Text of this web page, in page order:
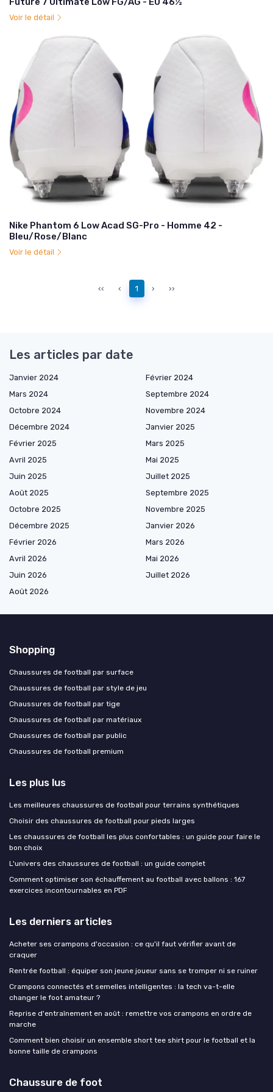
Voir le détail
Nike Phantom 6 Low Acad SG-Pro - Homme 42 -
Bleu/Rose/Blanc
Voir le détail
‹‹ ‹ 1 › ››
Les articles par date
Janvier 2024
Février 2024
Mars 2024
Septembre 2024
Octobre 2024
Novembre 2024
Décembre 2024
Janvier 2025
Février 2025
Mars 2025
Avril 2025
Mai 2025
Juin 2025
Juillet 2025
Août 2025
Septembre 2025
Octobre 2025
Novembre 2025
Décembre 2025
Janvier 2026
Février 2026
Mars 2026
Avril 2026
Mai 2026
Juin 2026
Juillet 2026
Août 2026
Shopping
Chaussures de football par surface
Chaussures de football par style de jeu
Chaussures de football par tige
Chaussures de football par matériaux
Chaussures de football par public
Chaussures de football premium
Les plus lus
Les meilleures chaussures de football pour terrains synthétiques
Choisir des chaussures de football pour pieds larges
Les chaussures de football les plus confortables : un guide pour faire le
bon choix
L'univers des chaussures de football : un guide complet
Comment optimiser son échauffement au football avec ballons : 167
exercices incontournables en PDF
Les derniers articles
Acheter ses crampons d'occasion : ce qu'il faut vérifier avant de
craquer
Rentrée football : équiper son jeune joueur sans se tromper ni se ruiner
Crampons connectés et semelles intelligentes : la tech va-t-elle
changer le foot amateur ?
Reprise d'entraînement en août : remettre vos crampons en ordre de
marche
Comment bien choisir un ensemble short tee shirt pour le football et la
bonne taille de crampons
Chaussure de foot